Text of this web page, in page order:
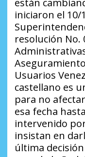
están
iniciaron el 10/
resolución No.
Usuarios
castellano es
para no
esa fecha
intervenido
insistan en
última